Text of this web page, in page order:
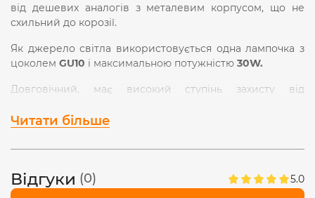
від дешевих аналогів з металевим корпусом, що не
схильний до корозії.
Як джерело світла використовується одна лампочка з
цоколем GU10 і максимальною потужністю 30W.
Довговічний, має високий ступінь захисту від
Світильник володіє високим захистом від
потрапляння часточок бруду всередину світильника.
Буде служити довго, що підтверджується гарантією - 2
роки.При виготовленні використовуються тільки
Читати більше
Відгуки (0) 5.0